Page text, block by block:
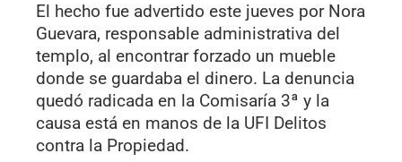
El hecho fue advertido este jueves por Nora
Guevara, responsable administrativa del
templo, al encontrar forzado un mueble
donde se guardaba el dinero. La denuncia
quedó radicada en la Comisaría 3ª y la
causa está en manos de la UFI Delitos
contra la Propiedad.